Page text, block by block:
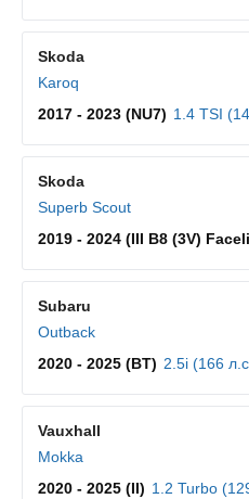
Skoda
Karoq
2017 - 2023 (NU7) 1.4 TSI
Skoda
Superb Scout
2019 - 2024 (III B8 (3V)
Subaru
Outback
2020 - 2025 (BT) 2.5i (166
Vauxhall
Mokka
2020 - 2025 (II) 1.2 Turbo